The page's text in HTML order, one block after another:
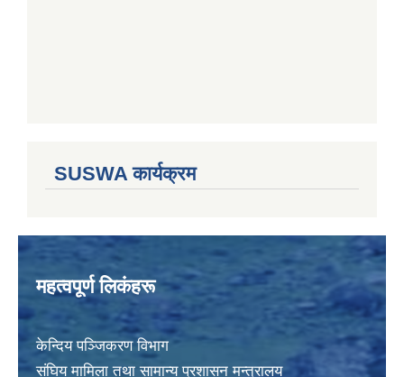
SUSWA कार्यक्रम
महत्वपूर्ण लिकंहरू
केन्दिय पञ्जिकरण विभाग
संघिय मामिला तथा सामान्य प्रशासन मन्त्रालय